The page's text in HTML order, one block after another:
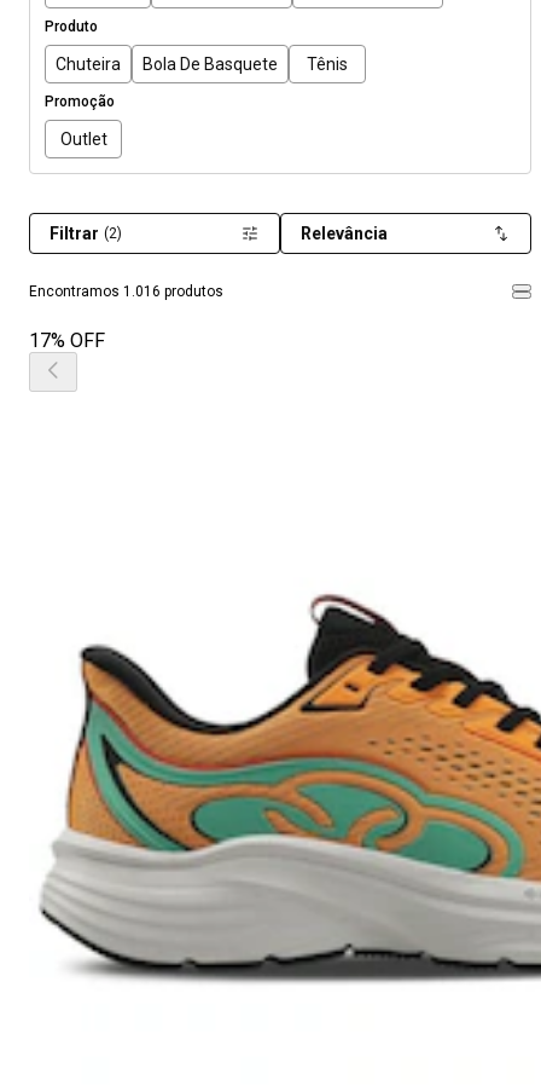
Produto
Chuteira Bola De Basquete Tênis
Promoção
Outlet
Encontramos 1.016 produtos
Filtrar (2) Relevância
17% OFF